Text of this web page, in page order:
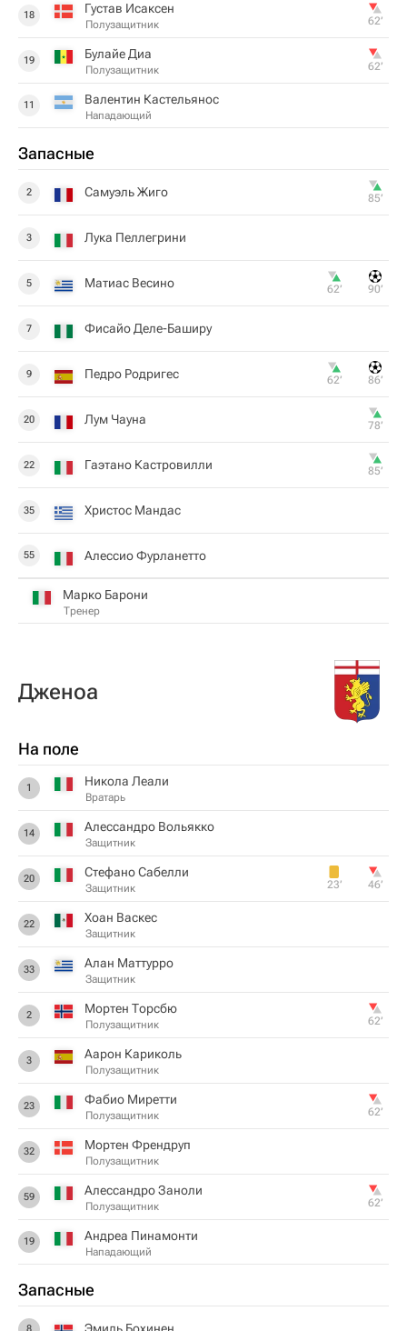
18 Густав Исаксен
Полузащитник 62‎’‎
19 Булайе Диа
Полузащитник 62‎’‎
11 Валентин Кастельянос
Нападающий
Запасные
2 Самуэль Жиго 85‎’‎
3 Лука Пеллегрини
5 Матиас Весино 62‎’‎ 90‎’‎
7 Фисайо Деле-Баширу
9 Педро Родригес 62‎’‎ 86‎’‎
20 Лум Чауна 78‎’‎
22 Гаэтано Кастровилли 85‎’‎
35 Христос Мандас
55 Алессио Фурланетто
Марко Барони
Тренер
Дженоа
На поле
1 Никола Леали
Вратарь
14 Алессандро Вольякко
Защитник
20 Стефано Сабелли
Защитник 23‎’‎ 46‎’‎
22 Хоан Васкес
Защитник
33 Алан Маттурро
Защитник
2 Мортен Торсбю
Полузащитник 62‎’‎
3 Аарон Кариколь
Полузащитник
23 Фабио Миретти
Полузащитник 62‎’‎
32 Мортен Френдруп
Полузащитник
59 Алессандро Заноли
Полузащитник 62‎’‎
19 Андреа Пинамонти
Нападающий
Запасные
8